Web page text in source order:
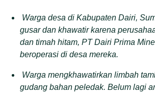
Warga desa di Kabupaten Dairi,
gusar dan khawatir karena
dan timah hitam, PT Dairi Prima
beroperasi di desa mereka.
Warga mengkhawatirkan limbah
gudang bahan peledak. Belum lagi